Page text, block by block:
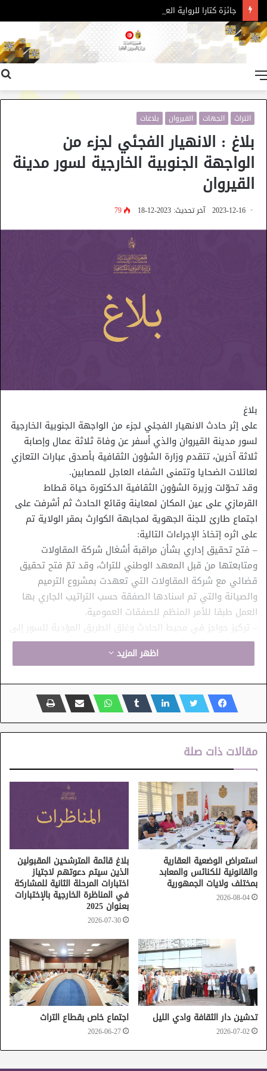
جائزة كتارا للرواية العربية – الدورة 11
التراث الجهات القيروان بلاغات
بلاغ : الانهيار الفجئي لجزء من
الواجهة الجنوبية الخارجية لسور مدينة
القيروان
2023-12-16 آخر تحديث: 2023-12-18 79
بلاغ
على إثر حادث الانهيار الفجئي لجزء من الواجهة الجنوبية الخارجية
لسور مدينة القيروان والذي أسفر عن وفاة ثلاثة عمال وإصابة
ثلاثة آخرين، تتقدم وزارة الشؤون الثقافية بأصدق عبارات التعازي
لعائلات الضحايا وتتمنى الشفاء العاجل للمصابين.
وقد تحوّلت وزيرة الشؤون الثقافية الدكتورة حياة قطاط
القرمازي على عين المكان لمعاينة وقائع الحادث ثم أشرفت على
اجتماع طارئ للجنة الجهوية لمجابهة الكوارث بمقر الولاية تم
على اثره إتخاذ الإجراءات التالية:
– فتح تحقيق إداري بشأن مراقبة أشغال شركة المقاولات
ومتابعتها من قبل المعهد الوطني للتراث، وقد تمّ فتح تحقيق
قضائي مع شركة المقاولات التي تعهدت بمشروع الترميم
والصيانة والتي تم اسنادها الصفقة حسب التراتيب الجاري بها
العمل طبقا للأمر المنظم للصفقات العمومية.
– تركيز حواجز في محيط الحادث وغلق الطريق المؤدية للسور إلى
جانب وضع دعائم للأجزاء المتبقية من الجدار المنهار وتفقد السور
الجلادين وغلق منافذ سور المدينة من جهة سيدي السيوري
وباب الخوخة.
وأكدت وزيرة الشؤون الثقافية أن الوزارة لن تتوان عن تسليط
أشد العقوبات على كل من يثبت التحقيق الإداري تورطه في أي
تهاون أو تخاذل في أداء عمله وتحمل مسؤولياته.
اظهر المزيد
مقالات ذات صلة
استعراض الوضعية العقارية
والقانونية للكنائس والمعابد
بمختلف ولايات الجمهورية
2026-08-04
بلاغ قائمة المترشحين المقبولين
الذين سيتم دعوتهم لاجتياز
اختبارات المرحلة الثانية للمشاركة
في المناظرة الخارجية بالإختبارات
بعنوان 2025
2026-07-30
تدشين دار الثقافة وادي الليل
2026-07-02
اجتماع خاص بقطاع التراث
2026-06-27